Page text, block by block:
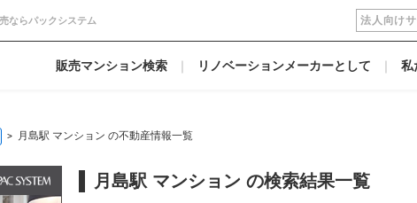
ならパックシステム 法人向け
販売マンション検索 リノベーションメーカーとして 私
月島駅 マンション の不動産情報一覧
月島駅 マンション の検索結果一覧